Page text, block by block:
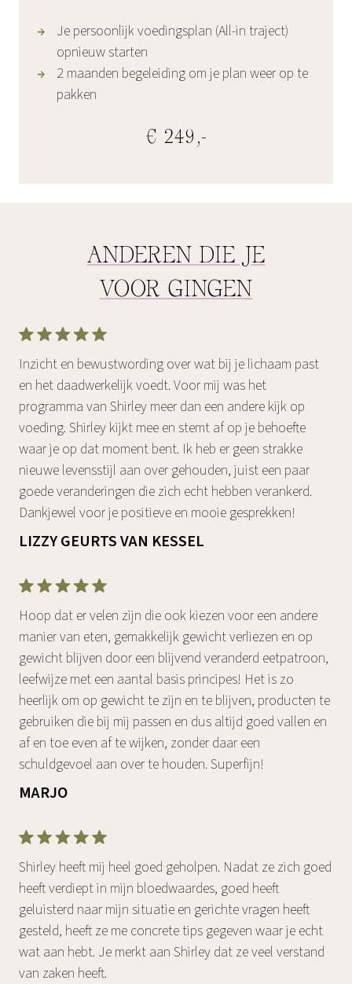
Je persoonlijk voedingsplan (All-in traject)
opnieuw starten
2 maanden begeleiding om je plan weer op te
pakken
€ 249,-
ANDEREN DIE JE
VOOR GINGEN
Inzicht en bewustwording over wat bij je lichaam past
en het daadwerkelijk voedt. Voor mij was het
programma van Shirley meer dan een andere kijk op
voeding. Shirley kijkt mee en stemt af op je behoefte
waar je op dat moment bent. Ik heb er geen strakke
nieuwe levensstijl aan over gehouden, juist een paar
goede veranderingen die zich echt hebben verankerd.
Dankjewel voor je positieve en mooie gesprekken!
LIZZY GEURTS VAN KESSEL
Hoop dat er velen zijn die ook kiezen voor een andere
manier van eten, gemakkelijk gewicht verliezen en op
gewicht blijven door een blijvend veranderd eetpatroon,
leefwijze met een aantal basis principes! Het is zo
heerlijk om op gewicht te zijn en te blijven, producten te
gebruiken die bij mij passen en dus altijd goed vallen en
af en toe even af te wijken, zonder daar een
schuldgevoel aan over te houden. Superfijn!
MARJO
Shirley heeft mij heel goed geholpen. Nadat ze zich goed
heeft verdiept in mijn bloedwaardes, goed heeft
geluisterd naar mijn situatie en gerichte vragen heeft
gesteld, heeft ze me concrete tips gegeven waar je echt
wat aan hebt. Je merkt aan Shirley dat ze veel verstand
van zaken heeft.